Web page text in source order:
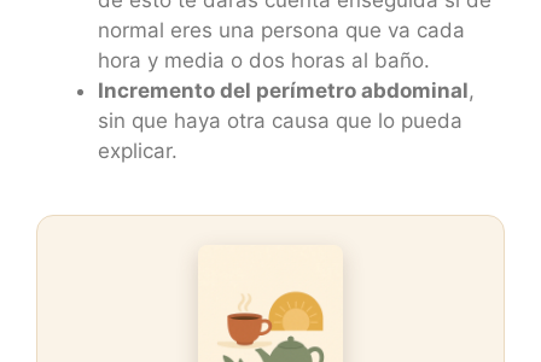
normal eres una persona que va cada
hora y media o dos horas al baño.
Incremento del perímetro abdominal,
sin que haya otra causa que lo pueda
explicar.